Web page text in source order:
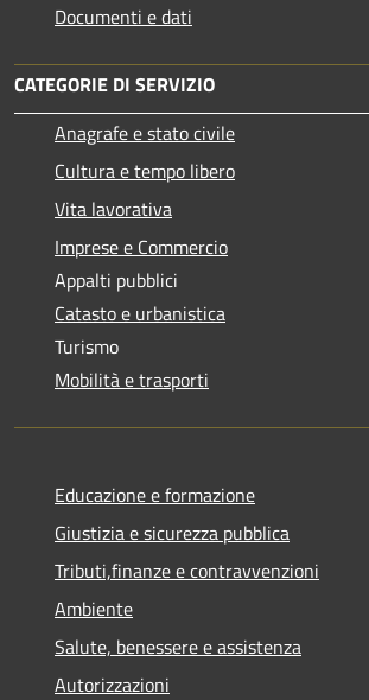
Documenti e dati
CATEGORIE DI SERVIZIO
Anagrafe e stato civile
Cultura e tempo libero
Vita lavorativa
Imprese e Commercio
Appalti pubblici
Catasto e urbanistica
Turismo
Mobilità e trasporti
Educazione e formazione
Giustizia e sicurezza pubblica
Tributi,finanze e contravvenzioni
Ambiente
Salute, benessere e assistenza
Autorizzazioni